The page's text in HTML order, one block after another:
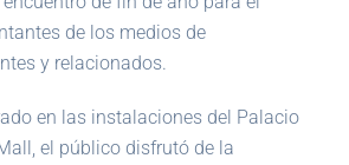
de los medios de
y relacionados.
en las instalaciones del Palacio
el público disfrutó de la